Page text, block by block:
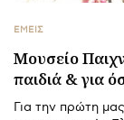
ΕΜΕΙΣ
Μουσείο
παιδιά & για
Για την πρώτη